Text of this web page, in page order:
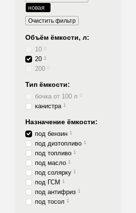
новая
Очистить фильтр
Объём ёмкости, л:
10 0
20 1
200 0
Тип ёмкости:
бочка от 100 л 0
канистра 1
Назначение ёмкости:
под бензин 1
под дизтопливо 1
под топливо 1
под масло 1
под солярку 1
под ГСМ 1
под антифриз 1
под тосол 1